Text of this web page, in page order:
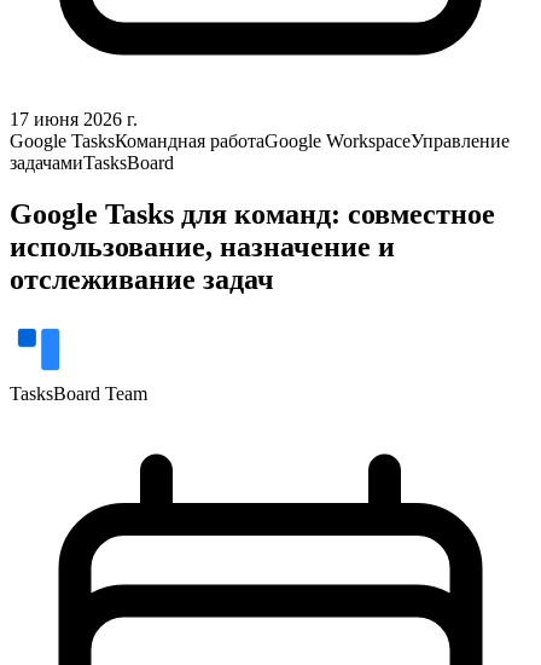
17 июня 2026 г.
Google TasksКомандная работаGoogle WorkspaceУправление
задачамиTasksBoard
Google Tasks для команд: совместное
использование, назначение и
отслеживание задач
TasksBoard Team